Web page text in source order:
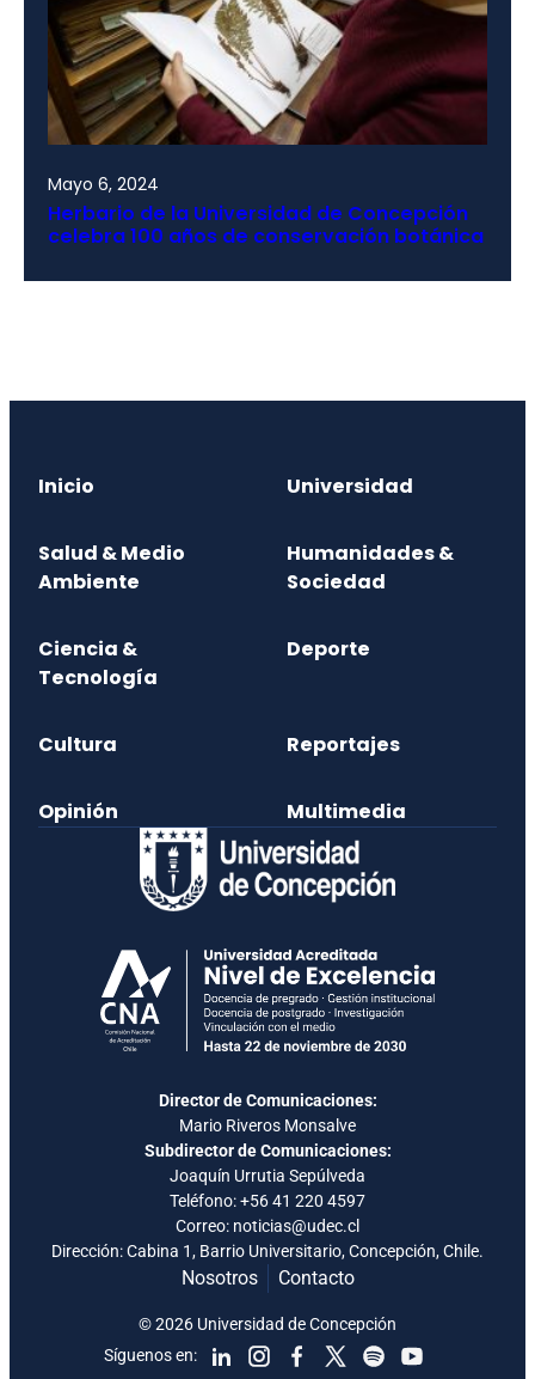
Mayo 6, 2024
Herbario de la Universidad de Concepción
celebra 100 años de conservación botánica
Inicio Universidad
Salud & Medio
Ambiente
Humanidades &
Sociedad
Ciencia &
Tecnología
Deporte
Cultura Reportajes
Opinión Multimedia
Director de Comunicaciones:
Mario Riveros Monsalve
Subdirector de Comunicaciones:
Joaquín Urrutia Sepúlveda
Teléfono:+56 41 220 4597
Correo: noticias@udec.cl
Dirección: Cabina 1, Barrio Universitario, Concepción, Chile.
Nosotros Contacto
Síguenos en:
© 2026 Universidad de Concepción